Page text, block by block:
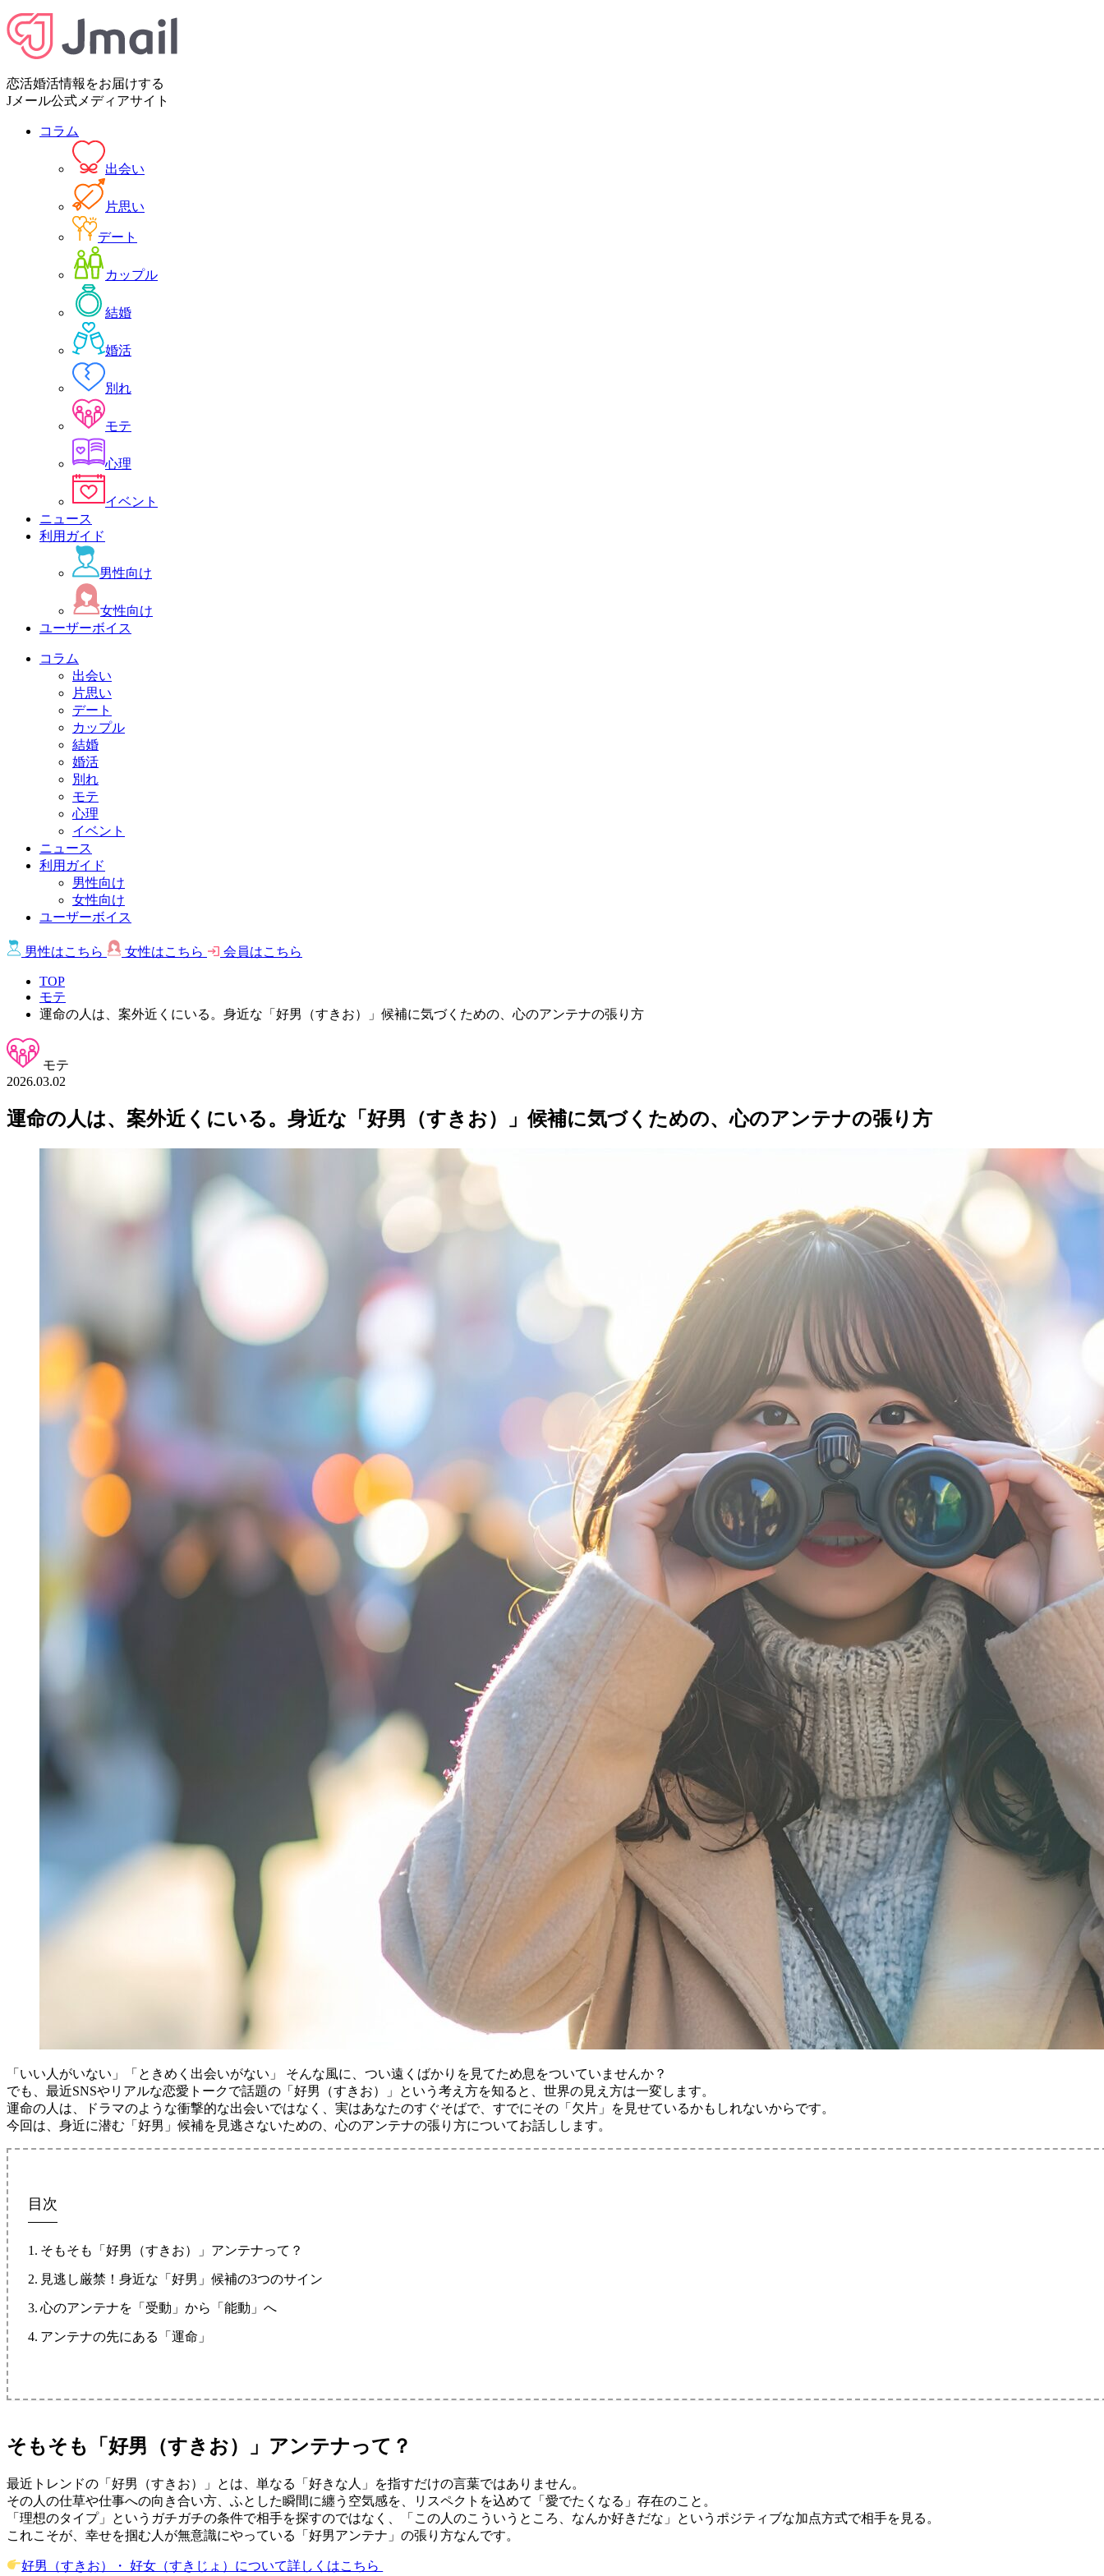
恋活婚活情報をお届けする
Jメール公式メディアサイト
コラム
出会い
片思い
デート
カップル
結婚
婚活
別れ
モテ
心理
イベント
ニュース
利用ガイド
男性向け
女性向け
ユーザーボイス
コラム
出会い
片思い
デート
カップル
結婚
婚活
別れ
モテ
心理
イベント
ニュース
利用ガイド
男性向け
女性向け
ユーザーボイス
男性はこちら 女性はこちら 会員はこちら
TOP
モテ
運命の人は、案外近くにいる。身近な「好男（すきお）」候補に気づくための、心のアンテナの張り方
モテ
2026.03.02
運命の人は、案外近くにいる。身近な「好男（すきお）」候補に気づくための、心のアンテナの張り方
「いい人がいない」「ときめく出会いがない」 そんな風に、つい遠くばかりを見てため息をついていませんか？
でも、最近SNSやリアルな恋愛トークで話題の「好男（すきお）」という考え方を知ると、世界の見え方は一変します。
運命の人は、ドラマのような衝撃的な出会いではなく、実はあなたのすぐそばで、すでにその「欠片」を見せているかもしれないからです。
今回は、身近に潜む「好男」候補を見逃さないための、心のアンテナの張り方についてお話しします。
目次
そもそも「好男（すきお）」アンテナって？
見逃し厳禁！身近な「好男」候補の3つのサイン
心のアンテナを「受動」から「能動」へ
アンテナの先にある「運命」
そもそも「好男（すきお）」アンテナって？
最近トレンドの「好男（すきお）」とは、単なる「好きな人」を指すだけの言葉ではありません。
その人の仕草や仕事への向き合い方、ふとした瞬間に纏う空気感を、リスペクトを込めて「愛でたくなる」存在のこと。
「理想のタイプ」というガチガチの条件で相手を探すのではなく、「この人のこういうところ、なんか好きだな」というポジティブな加点方式で相手を見る。
これこそが、幸せを掴む人が無意識にやっている「好男アンテナ」の張り方なんです。
好男（すきお）・ 好女（すきじょ）について詳しくはこちら